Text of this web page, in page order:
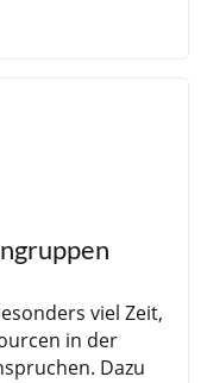
viel Zeit,
in der
Dazu